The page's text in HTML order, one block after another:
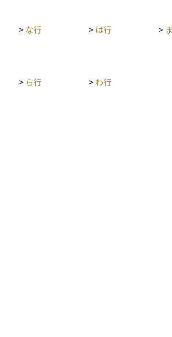
> な行 > は行 >
> ら行 > わ行